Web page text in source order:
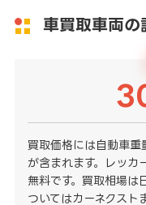
車買取車両の
買取価格には自動車
が含まれます。レッカ
無料です。買取相場は
ついてはカーネクスト